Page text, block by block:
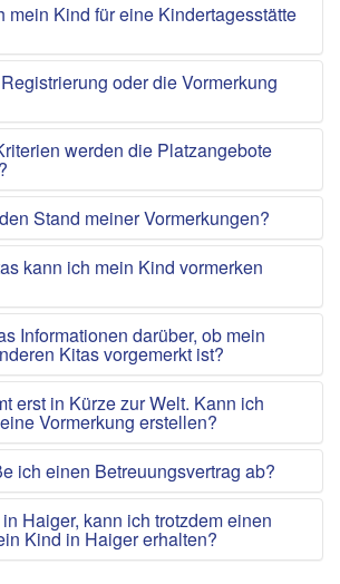
mein Kind für eine Kindertagesstätte
oder die Vormerkung
werden die Platzangebote
Stand meiner Vormerkungen?
kann ich mein Kind vormerken
Informationen darüber, ob mein
Kitas vorgemerkt ist?
erst in Kürze zur Welt. Kann ich
Vormerkung erstellen?
ich einen Betreuungsvertrag ab?
Haiger, kann ich trotzdem einen
Kind in Haiger erhalten?